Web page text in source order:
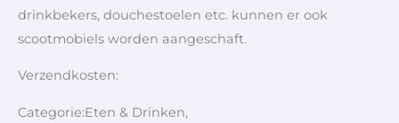
drinkbekers, douchestoelen etc. kunnen er ook
scootmobiels worden aangeschaft.
Verzendkosten:
Categorie:Eten & Drinken,